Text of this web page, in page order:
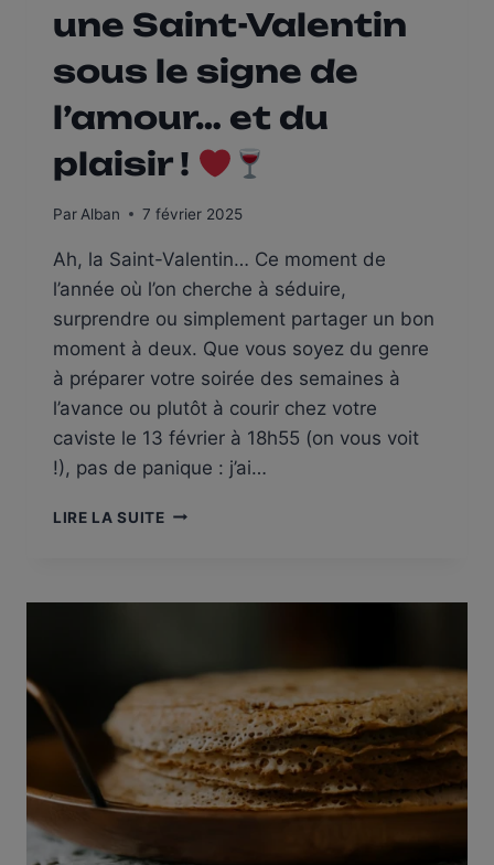
une Saint-Valentin
sous le signe de
l’amour… et du
plaisir !
Par Alban 7 février 2025
Ah, la Saint-Valentin… Ce moment de
l’année où l’on cherche à séduire,
surprendre ou simplement partager un bon
moment à deux. Que vous soyez du genre
à préparer votre soirée des semaines à
l’avance ou plutôt à courir chez votre
caviste le 13 février à 18h55 (on vous voit
!), pas de panique : j’ai…
LIRE LA SUITEQUATRE
SAINT-
SIGNE
DE
L’AMOUR…
ET
DU
PLAISIR